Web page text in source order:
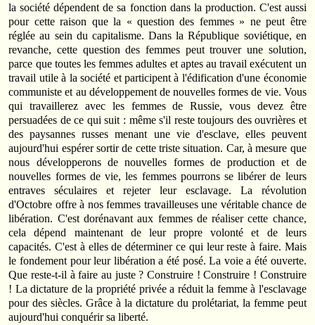
la société dépendent de sa fonction dans la production. C'est aussi
pour cette raison que la « question des femmes » ne peut être
réglée au sein du capitalisme. Dans la République soviétique, en
revanche, cette question des femmes peut trouver une solution,
parce que toutes les femmes adultes et aptes au travail exécutent un
travail utile à la société et participent à l'édification d'une économie
communiste et au développement de nouvelles formes de vie. Vous
qui travaillerez avec les femmes de Russie, vous devez être
persuadées de ce qui suit : même s'il reste toujours des ouvrières et
des paysannes russes menant une vie d'esclave, elles peuvent
aujourd'hui espérer sortir de cette triste situation. Car, à mesure que
nous développerons de nouvelles formes de production et de
nouvelles formes de vie, les femmes pourrons se libérer de leurs
entraves séculaires et rejeter leur esclavage. La révolution
d'Octobre offre à nos femmes travailleuses une véritable chance de
libération. C'est dorénavant aux femmes de réaliser cette chance,
cela dépend maintenant de leur propre volonté et de leurs
capacités. C'est à elles de déterminer ce qui leur reste à faire. Mais
le fondement pour leur libération a été posé. La voie a été ouverte.
Que reste-t-il à faire au juste ? Construire ! Construire ! Construire
! La dictature de la propriété privée a réduit la femme à l'esclavage
pour des siècles. Grâce à la dictature du prolétariat, la femme peut
aujourd'hui conquérir sa liberté.